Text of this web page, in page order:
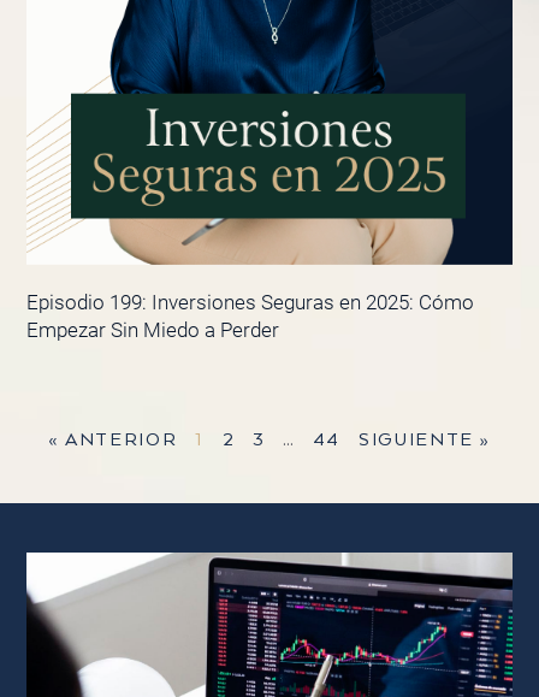
Episodio 199: Inversiones Seguras en 2025: Cómo
Empezar Sin Miedo a Perder
« ANTERIOR 1 2 3 … 44 SIGUIENTE »